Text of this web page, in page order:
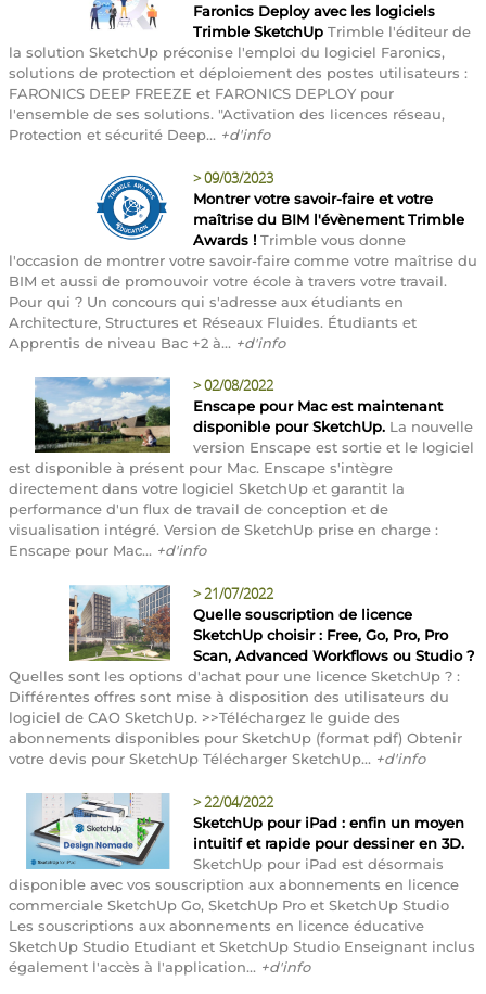
Faronics Deploy avec les logiciels
Trimble SketchUp Trimble l'éditeur de
la solution SketchUp préconise l'emploi du logiciel Faronics,
solutions de protection et déploiement des postes utilisateurs :
FARONICS DEEP FREEZE et FARONICS DEPLOY pour
l'ensemble de ses solutions. "Activation des licences réseau,
Protection et sécurité Deep... +d'info
>09/03/2023
Montrer votre savoir-faire et votre
maîtrise du BIM l'évènement Trimble
Awards ! Trimble vous donne
l'occasion de montrer votre savoir-faire comme votre maîtrise du
BIM et aussi de promouvoir votre école à travers votre travail.
Pour qui ? Un concours qui s'adresse aux étudiants en
Architecture, Structures et Réseaux Fluides. Étudiants et
Apprentis de niveau Bac +2 à... +d'info
>02/08/2022
Enscape pour Mac est maintenant
disponible pour SketchUp. La nouvelle
version Enscape est sortie et le logiciel
est disponible à présent pour Mac. Enscape s'intègre
directement dans votre logiciel SketchUp et garantit la
performance d'un flux de travail de conception et de
visualisation intégré. Version de SketchUp prise en charge :
Enscape pour Mac... +d'info
>21/07/2022
Quelle souscription de licence
SketchUp choisir : Free, Go, Pro, Pro
Scan, Advanced Workflows ou Studio ?
Quelles sont les options d'achat pour une licence SketchUp ? :
Différentes offres sont mise à disposition des utilisateurs du
logiciel de CAO SketchUp. >>Téléchargez le guide des
abonnements disponibles pour SketchUp (format pdf) Obtenir
votre devis pour SketchUp Télécharger SketchUp... +d'info
>22/04/2022
SketchUp pour iPad : enfin un moyen
intuitif et rapide pour dessiner en 3D.
SketchUp pour iPad est désormais
disponible avec vos souscription aux abonnements en licence
commerciale SketchUp Go, SketchUp Pro et SketchUp Studio
Les souscriptions aux abonnements en licence éducative
SketchUp Studio Etudiant et SketchUp Studio Enseignant inclus
également l'accès à l'application... +d'info